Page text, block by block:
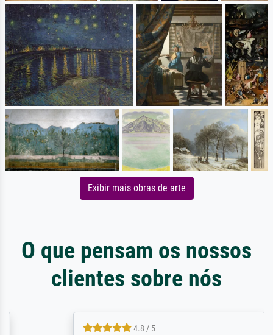
Exibir mais obras de arte
O que pensam os nossos
clientes sobre nós
4.8 / 5